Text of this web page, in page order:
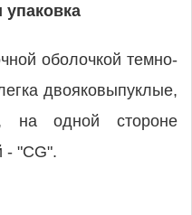
оболочкой темно-
двояковыпуклые,
на одной стороне
- "CG".